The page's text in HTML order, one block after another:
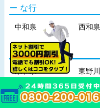
な行
中和泉 西和泉
は行
東和泉 東野川
ま行